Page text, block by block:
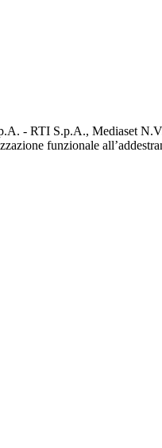
- RTI S.p.A., Mediaset
funzionale